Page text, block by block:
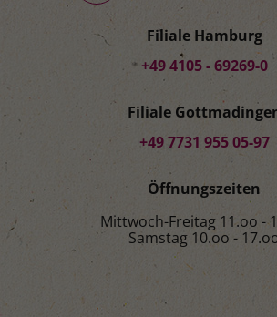
Filiale Hamburg
+49 4105 - 69269-0
Filiale
+49 7731 955 05-97
Öffnungszeiten
Mittwoch-Freitag 11.oo -
Samstag 10.oo -